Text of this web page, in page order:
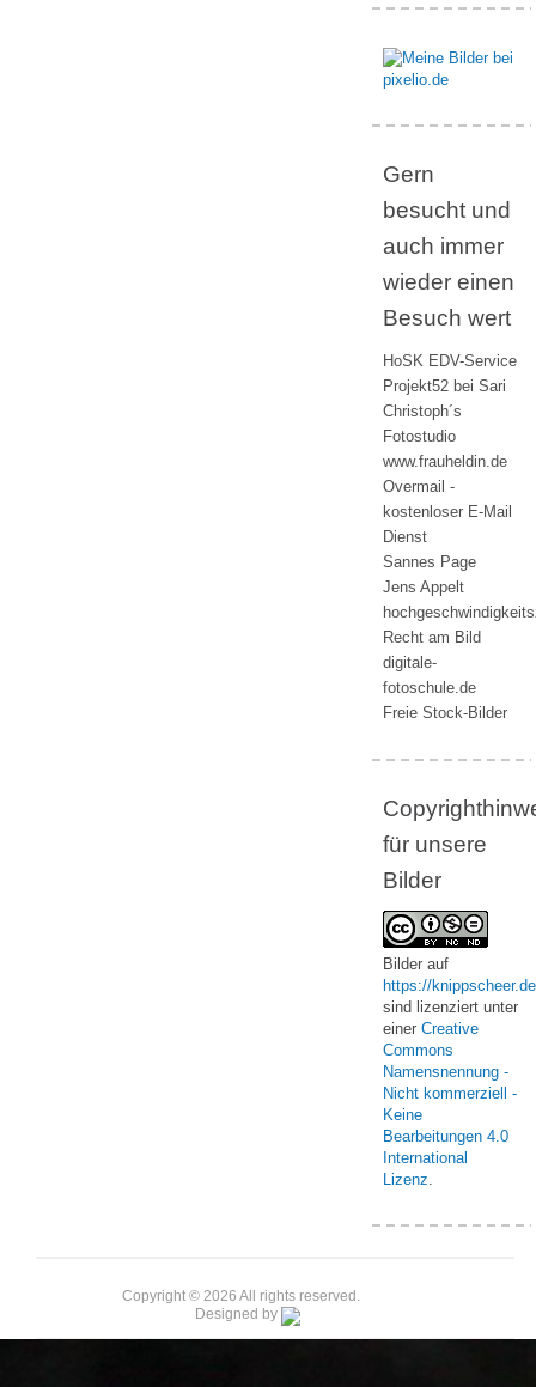
Gern
besucht und
auch immer
wieder einen
Besuch wert
HoSK EDV-Service
Projekt52 bei Sari
Christoph´s
Fotostudio
www.frauheldin.de
Overmail -
kostenloser E-Mail
Dienst
Sannes Page
Jens Appelt
Recht am Bild
digitale-
fotoschule.de
Freie Stock-Bilder
für unsere
Bilder
Bilder auf
https://knippscheer.de
sind lizenziert unter
einer Creative
Commons
Namensnennung -
Nicht kommerziell -
Keine
Bearbeitungen 4.0
International
Lizenz.
Copyright © 2026 All rights reserved.
Designed by